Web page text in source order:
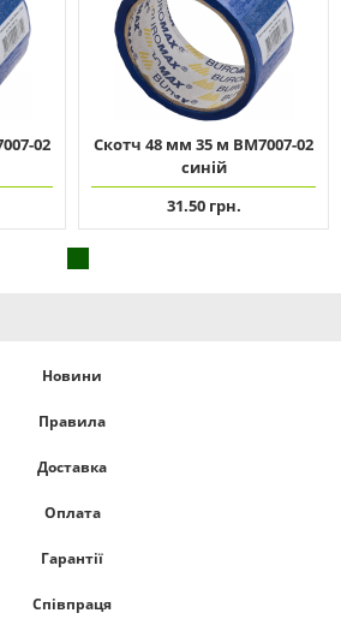
02
Скотч 48 мм 35 м ВМ7007-02
синій
31.50 грн.
Новини
Правила
Доставка
Оплата
Гарантії
Співпраця